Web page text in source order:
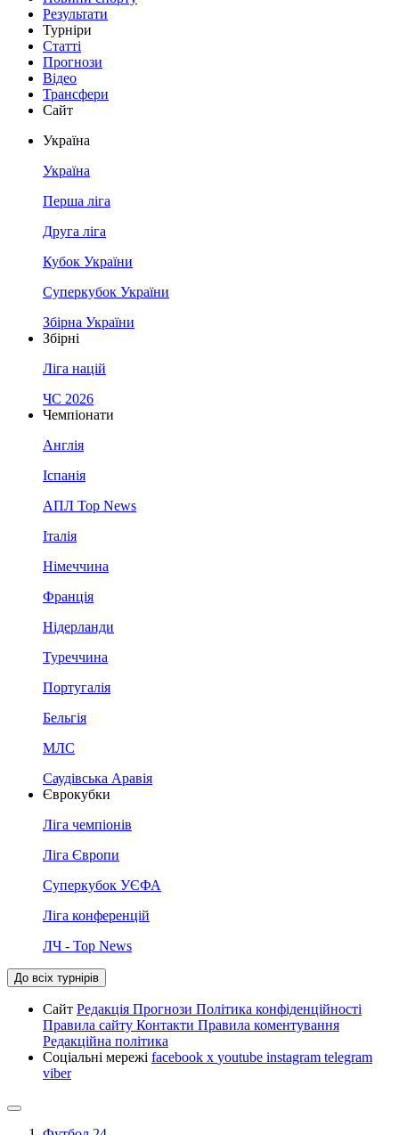
Результати
Турніри
Статті
Прогнози
Відео
Трансфери
Сайт
Україна
Україна
Перша ліга
Друга ліга
Кубок України
Суперкубок України
Збірна України
Збірні
Ліга націй
ЧС 2026
Чемпіонати
Англія
Іспанія
АПЛ Top News
Італія
Німеччина
Франція
Нідерланди
Туреччина
Португалія
Бельгія
МЛС
Саудівська Аравія
Єврокубки
Ліга чемпіонів
Ліга Європи
Суперкубок УЄФА
Ліга конференцій
ЛЧ - Top News
До всіх турнірів
Сайт Редакція Прогнози Політика конфіденційності
Правила сайту Контакти Правила коментування
Редакційна політика
Соціальні мережі facebook x youtube instagram telegram
viber